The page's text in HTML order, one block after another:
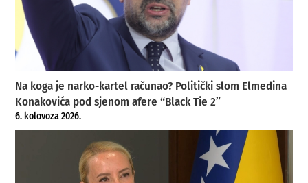
Na koga je narko-kartel računao? Politički slom Elmedina
Konakovića pod sjenom afere “Black Tie 2”
6. kolovoza 2026.